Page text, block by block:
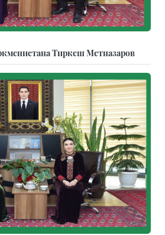
Тиркеш Мeтназаров